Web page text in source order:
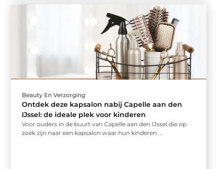
Beauty En Verzorging
Ontdek deze kapsalon nabij Capelle aan den
IJssel: de ideale plek voor kinderen
Voor ouders in de buurt van Capelle aan den IJssel die op
zoek zijn naar een kapsalon waar hun kinderen ...